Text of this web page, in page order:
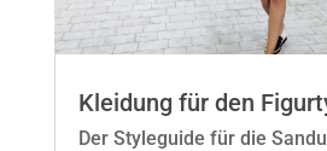
Kleidung für den
Der Styleguide für die